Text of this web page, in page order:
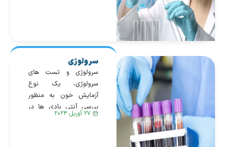
و تعداد سلول‌های سفید
خون می‌شوند. همچنین،
آزمایش‌های تشخیصی
مولکولی می‌توانند به
کشف ژن‌های مرتبط با
بیماری و شناسایی
مارکرهای بیولوژیکی کمک
سرولوژی
سرولوژی و تست های
سرولوژی، یک نوع
آزمایش خون به منظور
بررسی آنتی بادی ها در
خون است. انواع مختلفی
۲۷ آوریل ۲۰۲۴